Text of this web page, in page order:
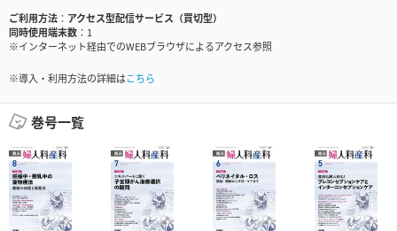
ご利用方法
アクセス型配信サービス（買切型）
同時使用端末数
1
※インターネット経由でのWEBブラウザによるアクセス参照
※導入・利用方法の詳細はこちら
巻号一覧